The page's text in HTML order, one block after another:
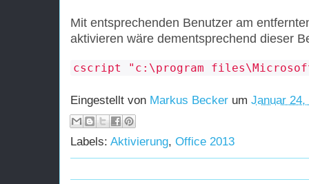
Mit entsprechenden Benutzer am
aktivieren wäre dementsprechend dieser
cscript "c:\program files\Microsoft
Eingestellt von Markus Becker um Januar 24,
Labels: Aktivierung, Office 2013